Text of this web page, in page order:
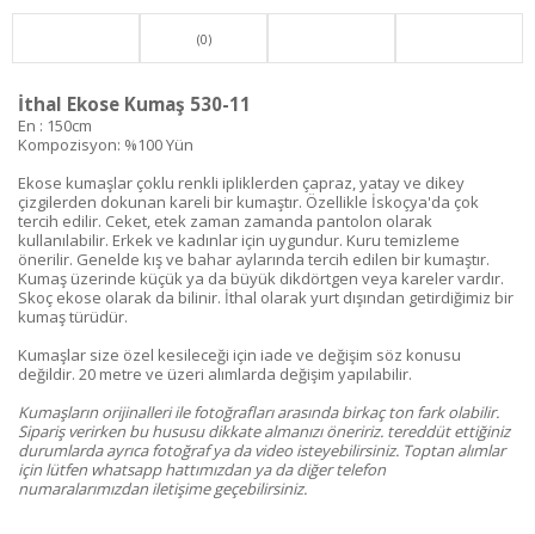
(0)
İthal Ekose Kumaş 530-11
En : 150cm
Kompozisyon: %100 Yün
Ekose kumaşlar çoklu renkli ipliklerden çapraz, yatay ve dikey
çizgilerden dokunan kareli bir kumaştır. Özellikle İskoçya'da çok
tercih edilir. Ceket, etek zaman zamanda pantolon olarak
kullanılabilir. Erkek ve kadınlar için uygundur. Kuru temizleme
önerilir. Genelde kış ve bahar aylarında tercih edilen bir kumaştır.
Kumaş üzerinde küçük ya da büyük dikdörtgen veya kareler vardır.
Skoç ekose olarak da bilinir. İthal olarak yurt dışından getirdiğimiz bir
kumaş türüdür.
Kumaşlar size özel kesileceği için iade ve değişim söz konusu
değildir. 20 metre ve üzeri alımlarda değişim yapılabilir.
Kumaşların orijinalleri ile fotoğrafları arasında birkaç ton fark olabilir.
Sipariş verirken bu hususu dikkate almanızı öneririz. tereddüt ettiğiniz
durumlarda ayrıca fotoğraf ya da video isteyebilirsiniz. Toptan alımlar
için lütfen whatsapp hattımızdan ya da diğer telefon
numaralarımızdan iletişime geçebilirsiniz.